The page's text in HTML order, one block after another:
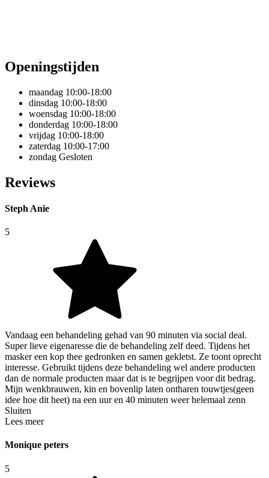
Openingstijden
maandag 10:00-18:00
dinsdag 10:00-18:00
woensdag 10:00-18:00
donderdag 10:00-18:00
vrijdag 10:00-18:00
zaterdag 10:00-17:00
zondag Gesloten
Reviews
Steph Anie
5
Vandaag een behandeling gehad van 90 minuten via social deal.
Super lieve eigenaresse die de behandeling zelf deed. Tijdens het
masker een kop thee gedronken en samen gekletst. Ze toont oprecht
interesse. Gebruikt tijdens deze behandeling wel andere producten
dan de normale producten maar dat is te begrijpen voor dit bedrag.
Mijn wenkbrauwen, kin en bovenlip laten ontharen touwtjes(geen
idee hoe dit heet) na een uur en 40 minuten weer helemaal zenn
Sluiten
Lees meer
Monique peters
5